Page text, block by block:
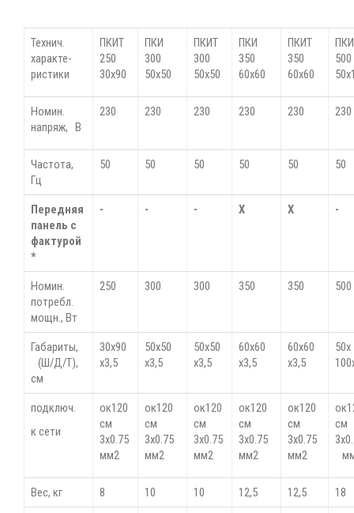
Технич.
характе-
ристики
ПКИТ
250
30х90
ПКИ
300
50х50
ПКИТ
300
50х50
ПКИ
350
60х60
ПКИТ
350
60х60
Номин.
напряж, В
230 230 230 230 230 230
Частота,
Гц
50 50 50 50 50 50
Передняя
панель с
фактурой
*
- - - Х Х -
Номин.
потребл.
мощн., Вт
250 300 300 350 350 500
Габариты,
(Ш/Д/Т),
см
30х90
х3,5
50х50
х3,5
50х50
х3,5
60х60
х3,5
60х60
х3,5
50х
подключ.
к сети
ок120
см
3х0.75
мм2
ок120
см
3х0.75
мм2
ок120
см
3х0.75
мм2
ок120
см
3х0.75
мм2
ок120
см
3х0.75
мм2
см
Вес, кг 8 10 10 12,5 12,5 18